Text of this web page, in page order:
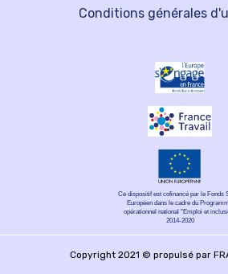
Conditions générales
Ce dispositif est cofinancé par le Fonds
Européen dans le cadre du
opérationnel national "Emploi et
2014-2020
Copyright 2021 © propulsé par